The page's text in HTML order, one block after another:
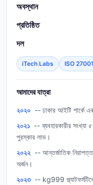
অবস্থান
প্রতিষ্ঠিত
দল
iTech Labs ISO 27001
আমাদের যাত্রা
২০২০ -- ঢাকার আইটি পার্কে
২০২১ -- ব্যবহারকারীর সংখ্যা
পুরস্কার লাভ।
২০২২ -- আন্তর্জাতিক
অর্জন।
২০২৩ -- kg999